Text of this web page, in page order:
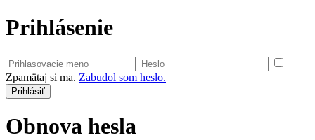
Prihlásenie
Zpamätaj si ma. Zabudol som heslo.
Obnova hesla